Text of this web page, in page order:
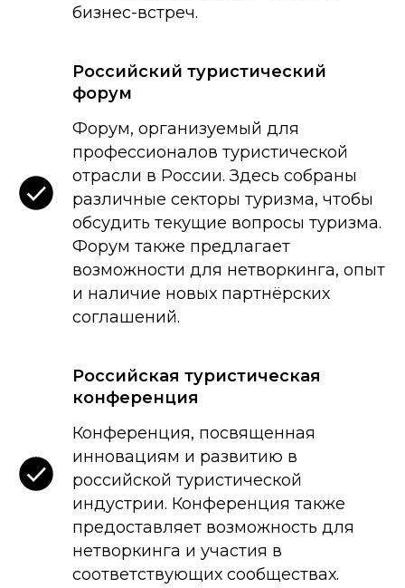
бизнес-встреч.
Российский туристический
форум
Форум, организуемый для
профессионалов туристической
отрасли в России. Здесь собраны
различные секторы туризма, чтобы
обсудить текущие вопросы туризма.
Форум также предлагает
возможности для нетворкинга, опыт
и наличие новых партнёрских
соглашений.
Российская туристическая
конференция
Конференция, посвященная
инновациям и развитию в
российской туристической
индустрии. Конференция также
предоставляет возможность для
нетворкинга и участия в
соответствующих сообществах.